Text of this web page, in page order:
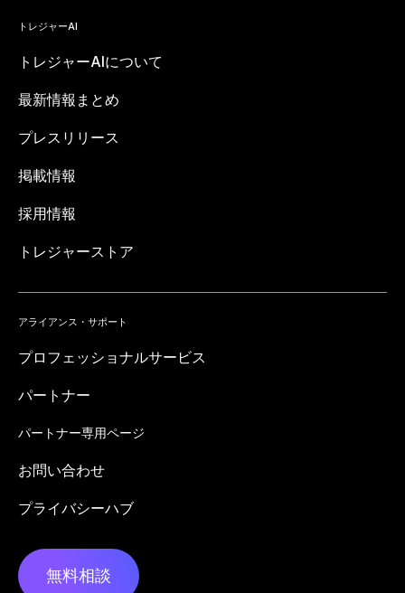
トレジャーAI
トレジャーAIについて
最新情報まとめ
プレスリリース
掲載情報
採用情報
トレジャーストア
アライアンス・サポート
プロフェッショナルサービス
パートナー
パートナー専用ページ
お問い合わせ
プライバシーハブ
無料相談